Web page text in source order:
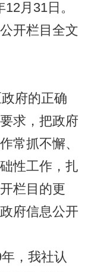
月31日。
开栏目全文
府的正确
求，把政府
常抓不懈、
性工作，扎
栏目的更
府信息公开
，我社认